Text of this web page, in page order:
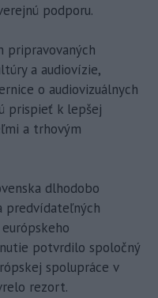
podporu.
pripravovaných
a audiovízie,
o audiovizuálnych
prispieť k lepšej
a trhovým
dlhodobo
predvídateľných
potvrdilo spoločný
spolupráce v
rezort.